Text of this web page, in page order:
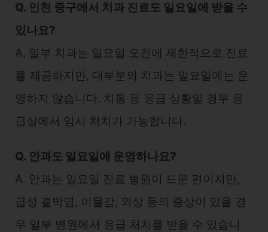
Q. 인천 중구에서 치과 진료도 일요일에 받을 수
있나요?
A. 일부 치과는 일요일 오전에 제한적으로 진료
를 제공하지만, 대부분의 치과는 일요일에는 운
영하지 않습니다. 치통 등 응급 상황일 경우 응
급실에서 임시 처치가 가능합니다.
Q. 안과도 일요일에 운영하나요?
A. 안과는 일요일 진료 병원이 드문 편이지만,
급성 결막염, 이물감, 외상 등의 증상이 있을 경
우 일부 병원에서 응급 처치를 받을 수 있습니